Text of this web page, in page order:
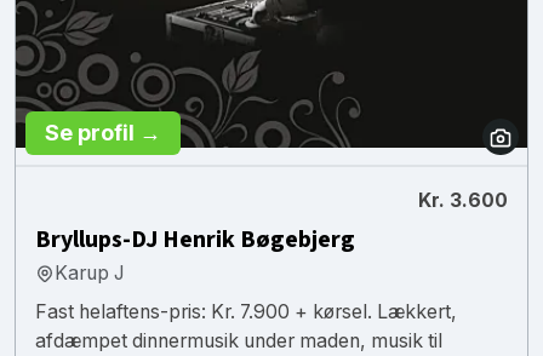
Se profil →
Kr. 3.600
Bryllups-DJ Henrik Bøgebjerg
Karup J
Fast helaftens-pris: Kr. 7.900 + kørsel. Lækkert,
afdæmpet dinnermusik under maden, musik til